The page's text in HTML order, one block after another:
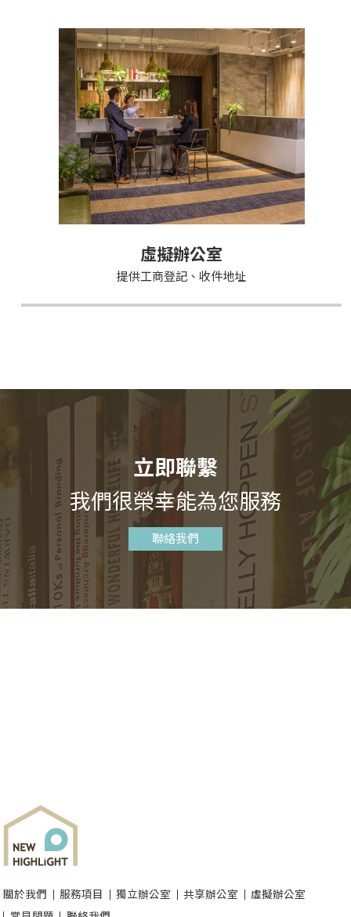
虛擬辦公室
提供工商登記、收件地址
立即聯繫
我們很榮幸能為您服務
聯絡我們
關於我們 服務項目 獨立辦公室 共享辦公室
虛擬辦公室